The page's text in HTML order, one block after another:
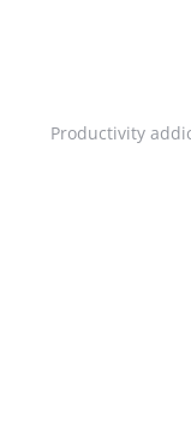
Productivity